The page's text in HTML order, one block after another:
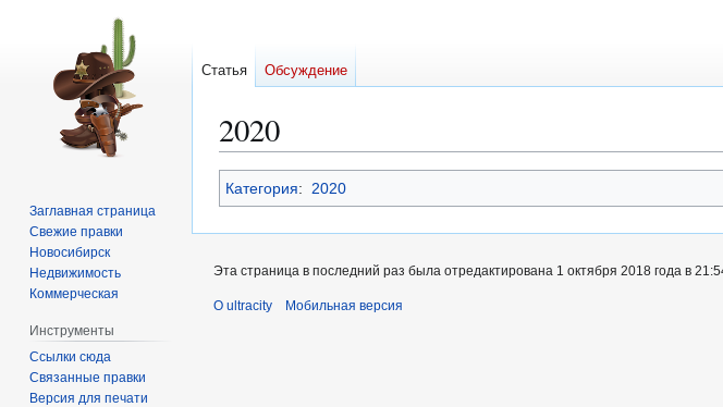
2020
Перейти
к
навигации
Перейти
к
поиску
Категория: 2020
Статья Обсуждение
Заглавная страница
Свежие правки
Новосибирск
Недвижимость
Коммерческая
Инструменты
Ссылки сюда
Связанные правки
Версия для печати
Эта страница в последний раз была отредактирована 1 октября 2018 года в
О ultracity Мобильная версия